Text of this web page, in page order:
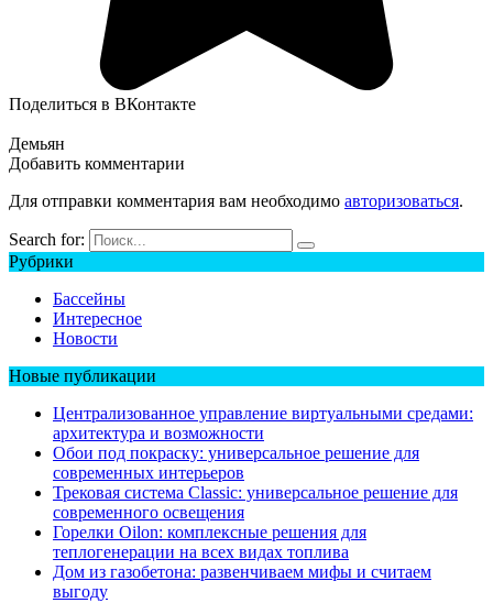
Поделиться в ВКонтакте
Демьян
Добавить комментарии
Для отправки комментария вам необходимо авторизоваться.
Search for:
Рубрики
Бассейны
Интересное
Новости
Новые публикации
Централизованное управление виртуальными средами:
архитектура и возможности
Обои под покраску: универсальное решение для
современных интерьеров
Трековая система Classic: универсальное решение для
современного освещения
Горелки Oilon: комплексные решения для
теплогенерации на всех видах топлива
Дом из газобетона: развенчиваем мифы и считаем
выгоду